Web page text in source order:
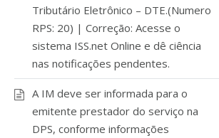
Tributário Eletrônico – DTE.(Numero
RPS: 20) | Correção: Acesse o
sistema ISS.net Online e dê ciência
nas notificações pendentes.
A IM deve ser informada para o
emitente prestador do serviço na
DPS, conforme informações